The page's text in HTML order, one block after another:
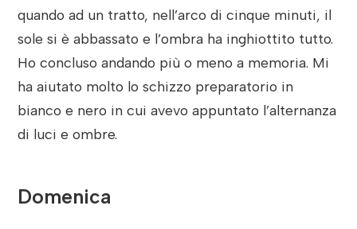
quando ad un tratto, nell’arco di cinque minuti, il
sole si è abbassato e l’ombra ha inghiottito tutto.
Ho concluso andando più o meno a memoria. Mi
ha aiutato molto lo schizzo preparatorio in
bianco e nero in cui avevo appuntato l’alternanza
di luci e ombre.
Domenica